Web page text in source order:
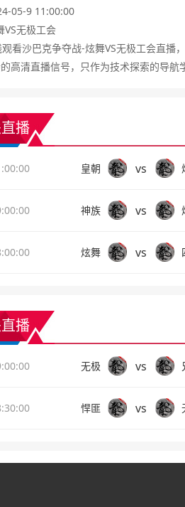
05-9 11:00:00
VS无极工会
观看沙巴克争夺战-炫舞VS无极工会直
高清直播信号，只作为技术探索的导航
播
皇朝 vs
神族 vs
炫舞 vs
播
无极 vs
悍匪 vs